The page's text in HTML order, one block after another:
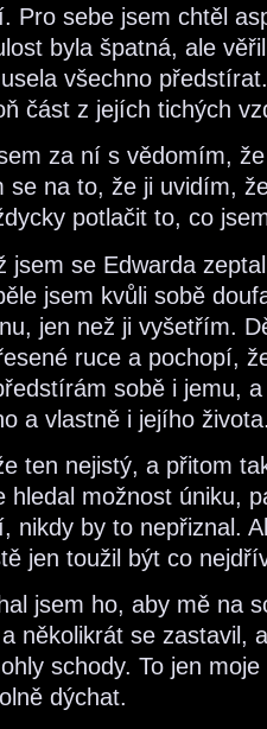
Pro sebe jsem chtěl
byla špatná, ale
všechno
část z jejích tichých
za ní s vědomím,
se na to, že ji uvidím,
potlačit to, co
jsem se Edwarda
jsem kvůli sobě
jen než ji vyšetřím.
ruce a pochopí,
sobě i jemu,
a vlastně i jejího
ten nejistý, a přitom
hledal možnost úniku,
nikdy by to nepřiznal.
jen toužil být co
jsem ho, aby mě na
několikrát se zastavil,
schody. To jen
dýchat.